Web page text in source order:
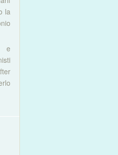
la
e